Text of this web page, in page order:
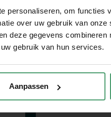
personaliseren, om functies
over uw gebruik van
deze gegevens
gebruik van hun services.
Aanpassen
op
te
Als
accountant